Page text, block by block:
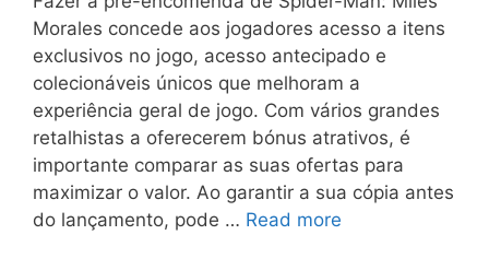
Morales concede aos jogadores acesso a itens
exclusivos no jogo, acesso antecipado e
colecionáveis únicos que melhoram a
experiência geral de jogo. Com vários grandes
retalhistas a oferecerem bónus atrativos, é
importante comparar as suas ofertas para
maximizar o valor. Ao garantir a sua cópia antes
do lançamento, pode … Read more